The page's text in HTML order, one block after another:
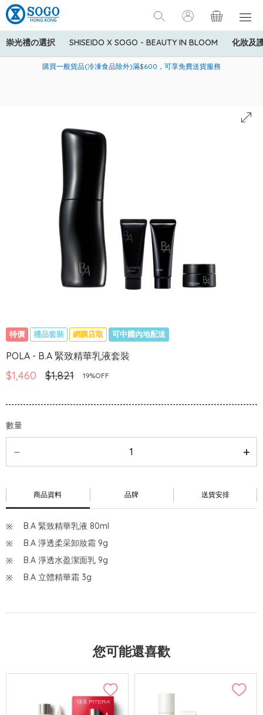
崇光禮の選択 SHISEIDO X SOGO - BEAUTY IN BLOOM 化妝及
美國運通Explorer®信用卡會員購物禮遇：高達5%簽賬回贈！
購買一般貨品(冷凍食品除外)滿$600，可享免費送貨服務
寄送中國內地服務只適用於指定商品，若訂單金額少於HK$600(折
特價 禮品套裝 網購店取 可中國內地配送
POLA - B.A 緊致精華乳液套裝
$1,460 $1,821 19%OFF
數量
商品資料 品牌 送貨安排
B.A 緊致精華乳液 80ml
B.A 淨透柔采卸妝霜 9g
B.A 淨透水盈潔面乳 9g
B.A 立體精華霜 3g
您可能還喜歡